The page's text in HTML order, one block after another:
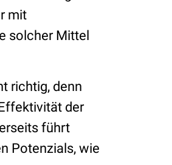
mit
solcher Mittel
richtig, denn
der
führt
Potenzials, wie